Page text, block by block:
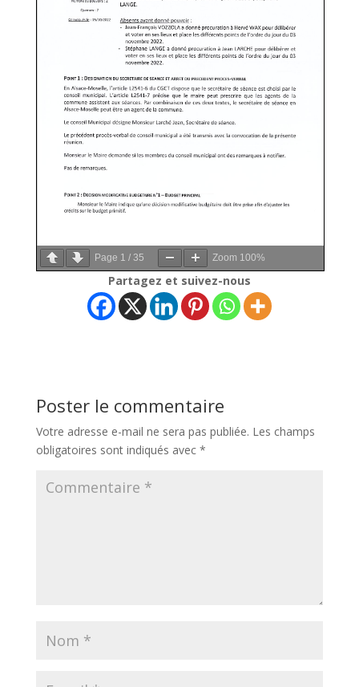
Page 1 / 35 Zoom 100%
Partagez et suivez-nous
Poster le commentaire
Votre adresse e-mail ne sera pas publiée. Les champs
obligatoires sont indiqués avec *